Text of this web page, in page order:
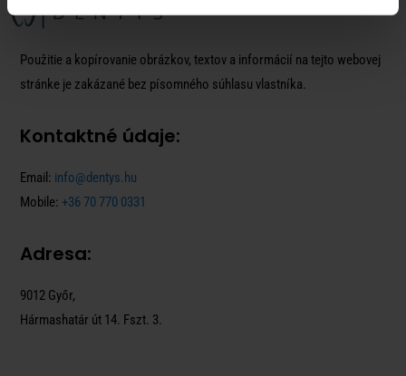
Použitie a kopírovanie obrázkov, textov a informácií na tejto webovej
stránke je zakázané bez písomného súhlasu vlastníka.
Kontaktné údaje:
Email: info@dentys.hu
Mobile: +36 70 770 0331
Adresa:
9012 Győr,
Hármashatár út 14. Fszt. 3.